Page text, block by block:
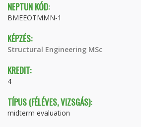
NEPTUN KÓD:
BMEEOTMMN-1
KÉPZÉS:
Structural Engineering MSc
KREDIT:
4
TÍPUS (FÉLÉVES, VIZSGÁS):
midterm evaluation